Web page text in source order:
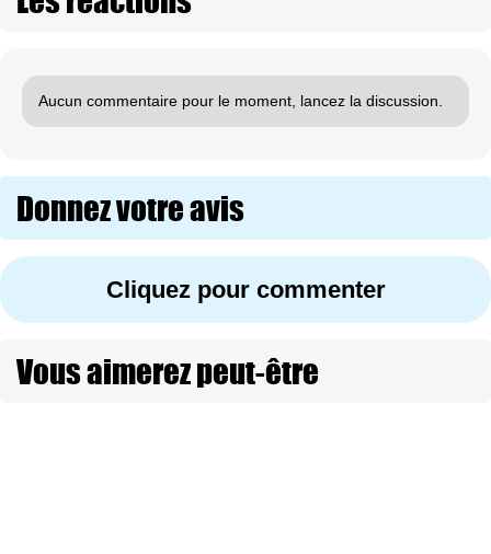
Aucun commentaire pour le moment, lancez la discussion.
Donnez votre avis
Cliquez pour commenter
Vous aimerez peut-être